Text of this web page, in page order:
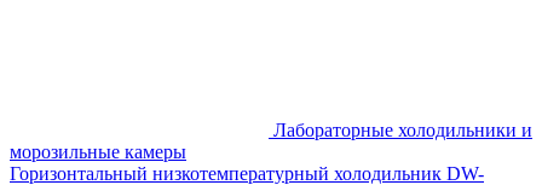
Лабораторные холодильники и
морозильные камеры
Горизонтальный низкотемпературный холодильник DW-